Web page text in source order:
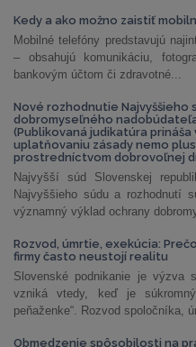
Kedy a ako možno zaistiť
Mobilné telefóny predstavujú
– obsahujú komunikáciu,
bankovým účtom či zdravotné...
Nové rozhodnutie Najvyššieho
dobromyseľného
(Publikovaná judikatúra
uplatňovaniu zásady nemo
prostredníctvom dobrovoľnej
Najvyšší súd Slovenskej
Najvyššieho súdu a rozhodnutí
významný výklad ochrany
Rozvod, úmrtie, exekúcia:
firmy často neustojí realitu
Slovenské podnikanie je výzva
vzniká vtedy, keď je
peňaženke“. Rozvod spoločníka,
Obmedzenie spôsobilosti na